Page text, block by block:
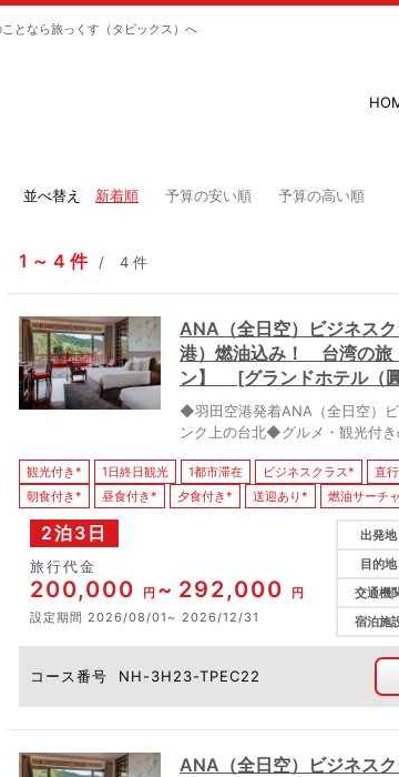
となら旅っくす（タビックス）へ
並べ替え 新着順 予算の安い順 予算の高い順
1 4 件 4 件
ANA（全日空）ビジネス
港）燃油込み！ 台湾の旅
ン】 [グランドホテル（
◆羽田空港発着ANA（全日空）
ンク上の台北◆グルメ・観光付き
観光付き* 1日終日観光 1都市滞在 ビジネスクラス* 直
朝食付き*
昼食付き* 夕食付き* 送迎あり* 燃油サーチ
2泊3日
コース番号 NH-3H23-TPEC22
旅行代金
200,000 円 292,000
円
設定期間 2026/08/01 2026/12/31
出発地
目的地
交通機
宿泊施
ANA（全日空）ビジネス